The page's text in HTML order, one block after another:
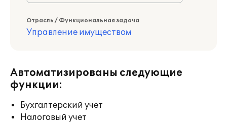
Отрасль / Функциональная задача
Управление имуществом
Автоматизированы следующие
функции:
Бухгалтерский учет
Налоговый учет